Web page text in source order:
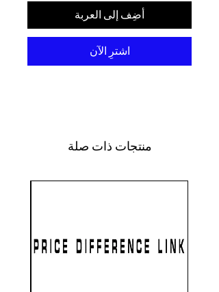
أضِف إلى العربة
اشترِ الآن
منتجات ذات صلة